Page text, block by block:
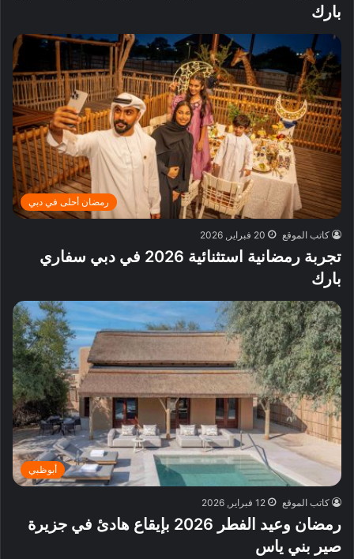
بارك
رمضان أحلى في دبي
كاتب الموقع 20 فبراير, 2026
تجربة رمضانية استثنائية 2026 في دبي سفاري
بارك
أبوظبي
كاتب الموقع 12 فبراير, 2026
رمضان وعيد الفطر 2026 بإيقاع هادئ في جزيرة
صير بني ياس